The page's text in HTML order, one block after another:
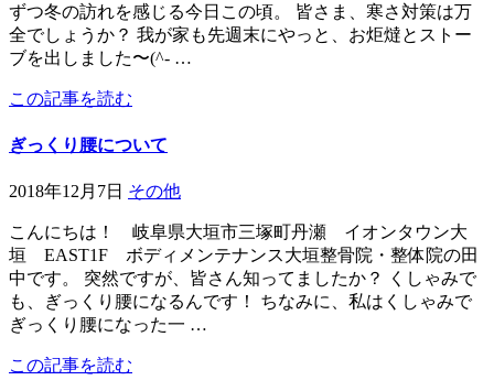
ずつ冬の訪れを感じる今日この頃。 皆さま、寒さ対策は万
全でしょうか？ 我が家も先週末にやっと、お炬燵とストー
ブを出しました〜(^- …
この記事を読む
ぎっくり腰について
2018年12月7日 その他
こんにちは！ 岐阜県大垣市三塚町丹瀬 イオンタウン大
垣 EAST1F ボディメンテナンス大垣整骨院・整体院の田
中です。 突然ですが、皆さん知ってましたか？ くしゃみで
も、ぎっくり腰になるんです！ ちなみに、私はくしゃみで
ぎっくり腰になった一 …
この記事を読む